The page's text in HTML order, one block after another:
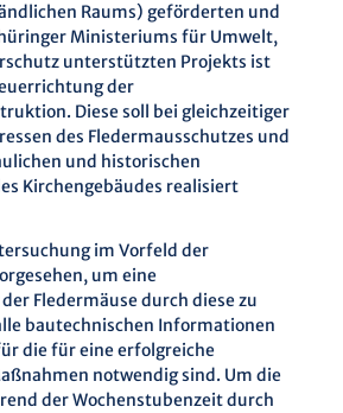
Raums) geförderten und
Ministeriums für Umwelt,
unterstützten Projekts ist
der
Diese soll bei gleichzeitiger
des Fledermausschutzes und
und historischen
Kirchengebäudes realisiert
im Vorfeld der
um eine
Fledermäuse durch diese zu
bautechnischen Informationen
die für eine erfolgreiche
notwendig sind. Um die
der Wochenstubenzeit durch